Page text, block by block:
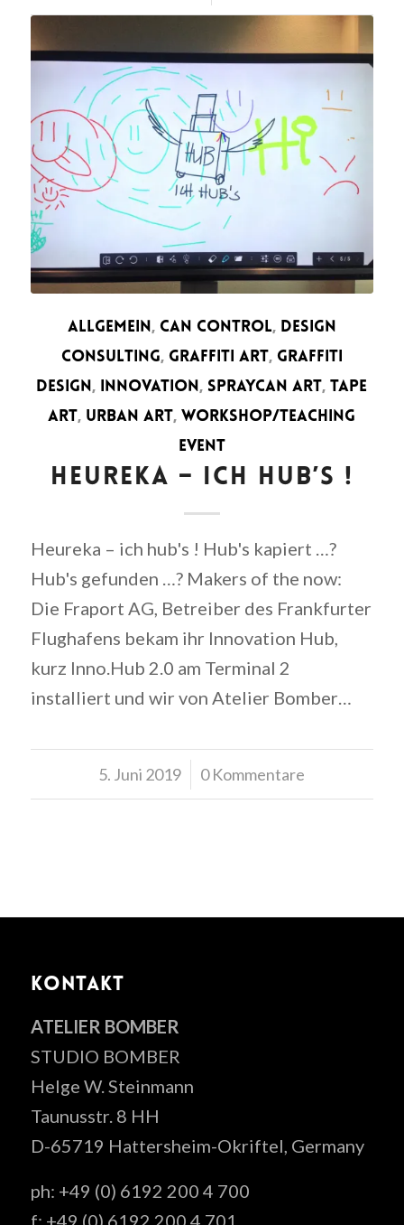
ALLGEMEIN, CAN CONTROL, DESIGN
CONSULTING, GRAFFITI ART, GRAFFITI
DESIGN, INNOVATION, SPRAYCAN ART,TAPE
ART, URBAN ART,WORKSHOP/TEACHING
EVENT
HEUREKA – ICH HUB’S !
Heureka – ich hub's ! Hub's kapiert …?
Hub's gefunden …? Makers of the now:
Die Fraport AG, Betreiber des Frankfurter
Flughafens bekam ihr Innovation Hub,
kurz Inno.Hub 2.0 am Terminal 2
installiert und wir von Atelier Bomber…
5. Juni 2019
/ 0 Kommentare
KONTAKT
ATELIER BOMBER
STUDIO BOMBER
Helge W. Steinmann
Taunusstr. 8 HH
D-65719 Hattersheim-Okriftel, Germany
ph: +49 (0) 6192 200 4 700